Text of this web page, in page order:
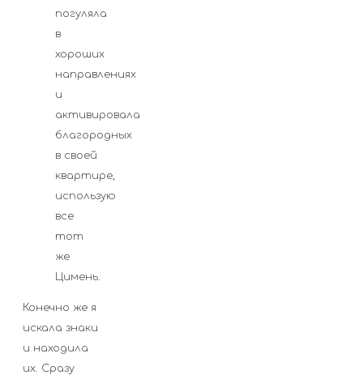
погуляла
в
хороших
направлениях
и
активировала
благородных
в своей
квартире,
использую
все
тот
же
Цимень.
Конечно же я
искала знаки
и находила
их. Сразу